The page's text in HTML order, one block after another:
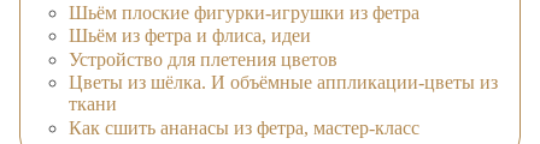
Шьём плоские фигурки-игрушки из фетра
Шьём из фетра и флиса, идеи
Устройство для плетения цветов
Цветы из шёлка. И объёмные аппликации-цветы из
ткани
Как сшить ананасы из фетра, мастер-класс